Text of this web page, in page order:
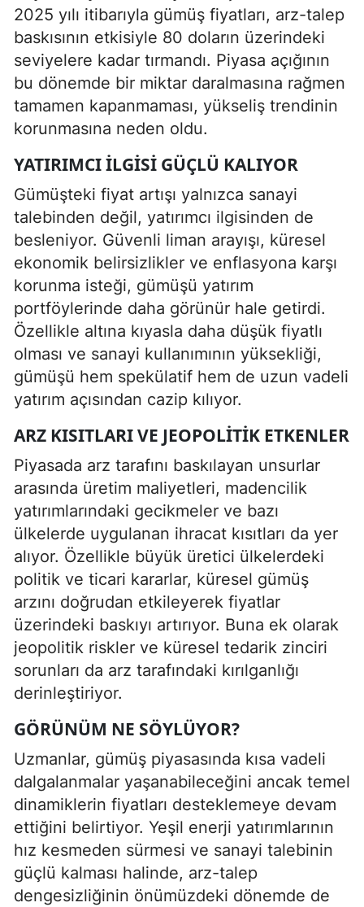
2025 yılı itibarıyla gümüş fiyatları, arz-talep
baskısının etkisiyle 80 doların üzerindeki
seviyelere kadar tırmandı. Piyasa açığının
bu dönemde bir miktar daralmasına rağmen
tamamen kapanmaması, yükseliş trendinin
korunmasına neden oldu.
YATIRIMCI İLGISI GÜÇLÜ KALIYOR
Gümüşteki fiyat artışı yalnızca sanayi
talebinden değil, yatırımcı ilgisinden de
besleniyor. Güvenli liman arayışı, küresel
ekonomik belirsizlikler ve enflasyona karşı
korunma isteği, gümüşü yatırım
portföylerinde daha görünür hale getirdi.
Özellikle altına kıyasla daha düşük fiyatlı
olması ve sanayi kullanımının yüksekliği,
gümüşü hem spekülatif hem de uzun vadeli
yatırım açısından cazip kılıyor.
ARZ KISITLARI VE JEOPOLITIK ETKENLER
Piyasada arz tarafını baskılayan unsurlar
arasında üretim maliyetleri, madencilik
yatırımlarındaki gecikmeler ve bazı
ülkelerde uygulanan ihracat kısıtları da yer
alıyor. Özellikle büyük üretici ülkelerdeki
politik ve ticari kararlar, küresel gümüş
arzını doğrudan etkileyerek fiyatlar
üzerindeki baskıyı artırıyor. Buna ek olarak
jeopolitik riskler ve küresel tedarik zinciri
sorunları da arz tarafındaki kırılganlığı
derinleştiriyor.
GÖRÜNÜM NE SÖYLÜYOR?
Uzmanlar, gümüş piyasasında kısa vadeli
dalgalanmalar yaşanabileceğini ancak temel
dinamiklerin fiyatları desteklemeye devam
ettiğini belirtiyor. Yeşil enerji yatırımlarının
hız kesmeden sürmesi ve sanayi talebinin
güçlü kalması halinde, arz-talep
dengesizliğinin önümüzdeki dönemde de